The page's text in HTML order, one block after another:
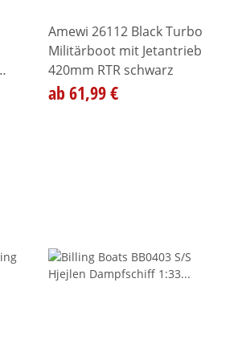
Amewi 26112 Black Turbo
Militärboot mit Jetantrieb
420mm RTR schwarz
ab 61,99 €